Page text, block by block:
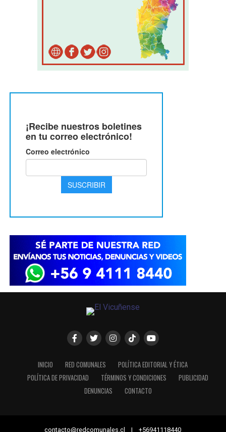
INICIO RED COMUNALES
POLÍTICA EDITORIAL Y ÉTICA
POLÍTICA DE PRIVACIDAD
TÉRMINOS Y CONDICIONES
PUBLICIDAD
DENUNCIAS
CONTACTO
contacto@redcomunales.cl | +56941118440